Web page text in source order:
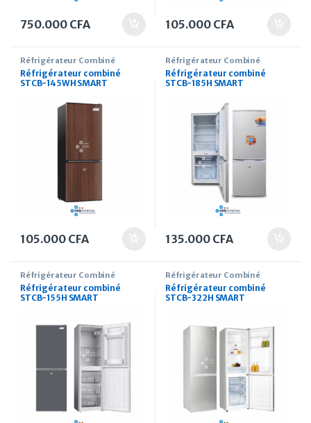
750.000 CFA 105.000 CFA
Réfrigérateur Combiné
Réfrigérateur combiné
STCB-145WH SMART
105.000 CFA
Réfrigérateur Combiné
Réfrigérateur combiné
STCB-185H SMART
135.000 CFA
Réfrigérateur Combiné
Réfrigérateur combiné
STCB-155H SMART
Réfrigérateur Combiné
Réfrigérateur combiné
STCB-322H SMART